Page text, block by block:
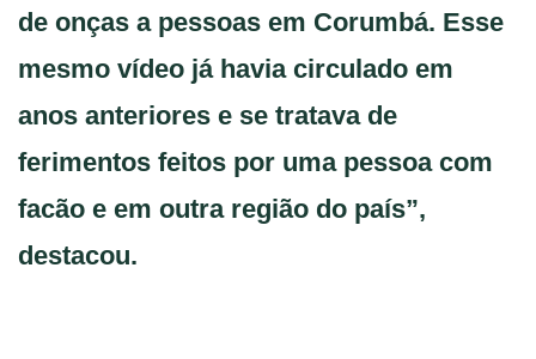
de onças a pessoas em Corumbá. Esse
mesmo vídeo já havia circulado em
anos anteriores e se tratava de
ferimentos feitos por uma pessoa com
facão e em outra região do país”,
destacou.